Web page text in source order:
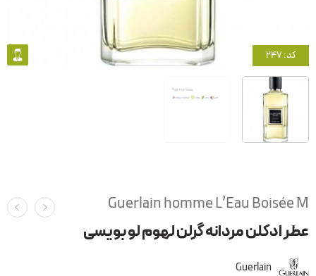
کد: 247
Guerlain homme L’Eau Boisée M
عطر ادکلن مردانه گرلن لهوم لو بویسی
Guerlain